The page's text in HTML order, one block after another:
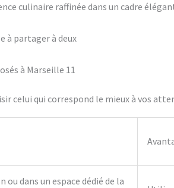
culinaire raffinée dans un cadre
à partager à deux
à Marseille 11
celui qui correspond le mieux à vos
ou dans un espace dédié de la